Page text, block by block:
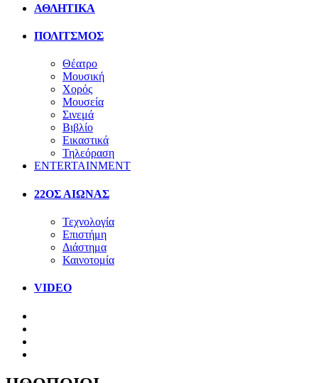
ΑΘΛΗΤΙΚΑ
ΠΟΛΙΤΣΜΟΣ
Θέατρο
Μουσική
Χορός
Μουσεία
Σινεμά
Βιβλίο
Εικαστικά
Τηλεόραση
ENTERTAINMENT
22ΟΣ ΑΙΩΝΑΣ
Τεχνολογία
Επιστήμη
Διάστημα
Καινοτομία
VIDEO